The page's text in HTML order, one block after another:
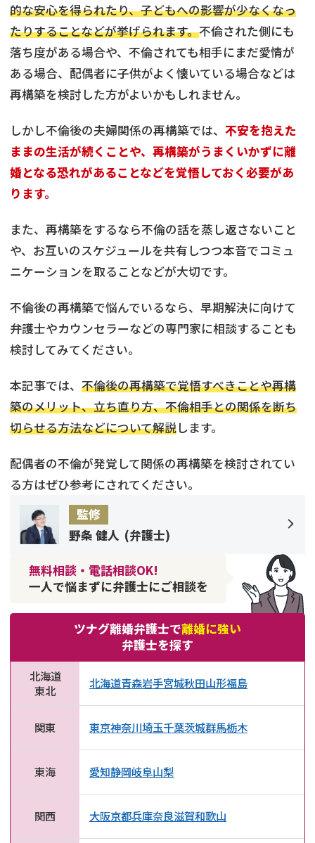
DV
離婚の相談先
離婚したくない
的な安心を得られたり、子どもへの影響が少なくなっ
たりすることなどが挙げられます。不倫された側にも
落ち度がある場合や、不倫されても相手にまだ愛情が
ある場合、配偶者に子供がよく懐いている場合などは
再構築を検討した方がよいかもしれません。
しかし不倫後の夫婦関係の再構築では、 不安を抱えた
ままの生活が続くことや、再構築がうまくいかずに離
婚となる恐れがあることなどを覚悟しておく必要があ
ります。
また、再構築をするなら不倫の話を蒸し返さないこと
や、お互いのスケジュールを共有しつつ本音でコミュ
ニケーションを取ることなどが大切です。
不倫後の再構築で悩んでいるなら、早期解決に向けて
弁護士やカウンセラーなどの専門家に相談することも
検討してみてください。
本記事では、 不倫後の再構築で覚悟すべきことや再構
築のメリット、立ち直り方、不倫相手との関係を断ち
切らせる方法などについて解説します。
配偶者の不倫が発覚して関係の再構築を検討されてい
る方はぜひ参考にされてください。
監修
野条 健人 (弁護士)
無料相談・電話相談OK!
一人で悩まずに弁護士にご相談を
ツナグ離婚弁護士で離婚に強い
弁護士を探す
北海道
東北
北海道青森岩手宮城秋田山形福島
関東 東京神奈川埼玉千葉茨城群馬栃木
東海 愛知静岡岐阜山梨
関西 大阪京都兵庫奈良滋賀和歌山